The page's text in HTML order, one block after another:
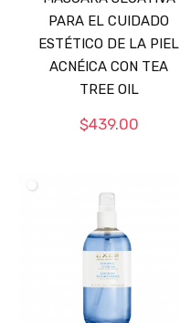
PARA EL CUIDADO
ESTÉTICO DE LA PIEL
ACNÉICA CON TEA
TREE OIL
$439.00